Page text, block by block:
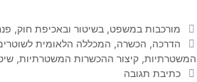
קטגוריות
מורכבות במשפט, בשיטור ובאכיפת חוק,
תגיות
הדרכה, הכשרה, המכללה הלאומית
המשטרתיות, קיצור ההכשרות המשטרתיות,
כתיבת תגובה